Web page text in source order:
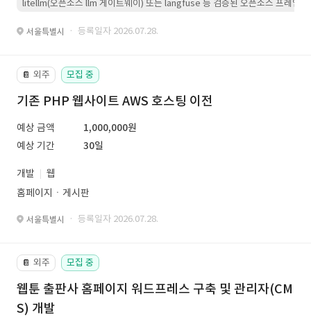
litellm(오픈소스 llm 게이트웨이) 또는 langfuse 등 검증된 오픈소스 프레임워
서울특별시 · 등록일자 2026.07.28.
📔 외주 모집 중
기존 PHP 웹사이트 AWS 호스팅 이전
예상 금액
1,000,000원
예상 기간
30일
개발
웹
홈페이지ㆍ게시판
서울특별시 · 등록일자 2026.07.28.
📔 외주 모집 중
웹툰 출판사 홈페이지 워드프레스 구축 및 관리자(CM
S) 개발